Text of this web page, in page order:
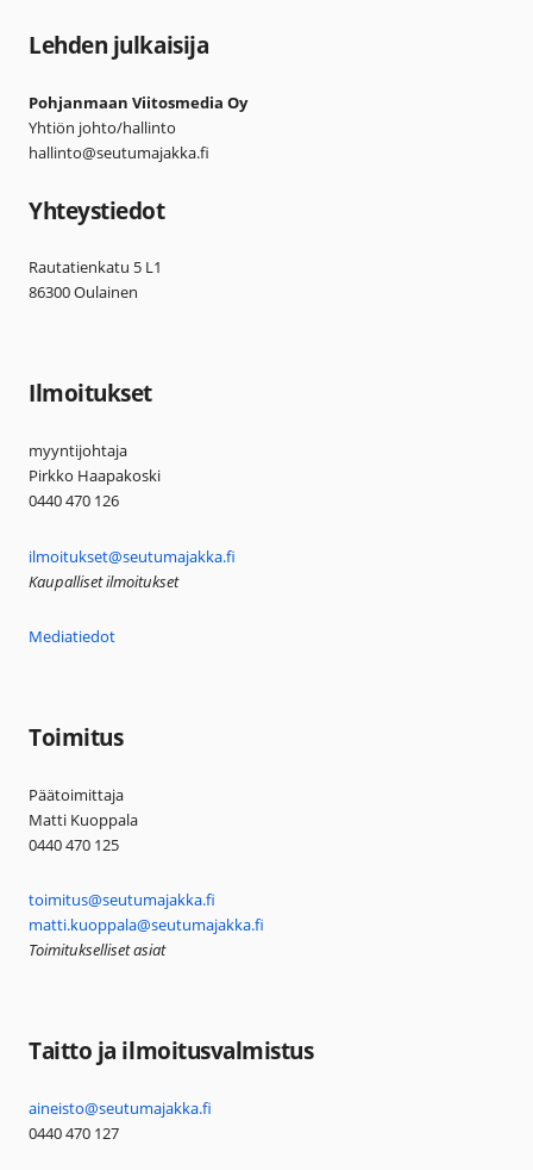
Lehden julkaisija
Pohjanmaan Viitosmedia Oy
Yhtiön johto/hallinto
hallinto@seutumajakka.fi
Yhteystiedot
Rautatienkatu 5 L1
86300 Oulainen
Ilmoitukset
myyntijohtaja
Pirkko Haapakoski
0440 470 126
ilmoitukset@seutumajakka.fi
Kaupalliset ilmoitukset
Mediatiedot
Toimitus
Päätoimittaja
Matti Kuoppala
0440 470 125
toimitus@seutumajakka.fi
matti.kuoppala@seutumajakka.fi
Toimitukselliset asiat
Taitto ja ilmoitusvalmistus
aineisto@seutumajakka.fi
0440 470 127